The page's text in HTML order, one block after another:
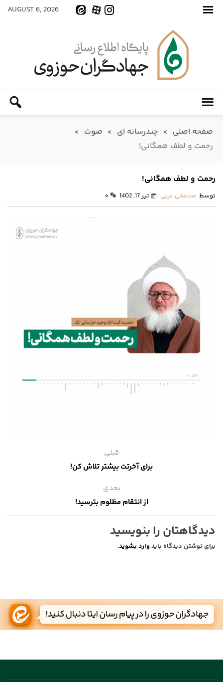
AUGUST 6, 2026
صفحه اصلی > چندرسانه ای > صوت >
رحمت و لطف همگانی!
رحمت و لطف همگانی!
توسط مصطفی عربی تیر 17, 1402 ۰
قبلی
برای آخرتت بیشتر تلاش کن!
بعدی
از انتقام مظلوم بترسید!
دیدگاهتان را بنویسید
برای نوشتن دیدگاه باید وارد بشوید.